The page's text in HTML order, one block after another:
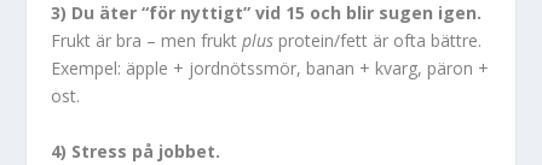
3) Du äter “för nyttigt” vid 15 och blir sugen igen.
Frukt är bra – men fruktplus protein/fett är ofta bättre.
Exempel: äpple + jordnötssmör, banan + kvarg, päron +
ost.
4) Stress på jobbet.